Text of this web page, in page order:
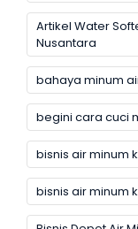
Artikel Water
Nusantara
bahaya minum
begini cara cuci
bisnis air minum
bisnis air minum